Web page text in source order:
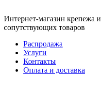
Интернет-магазин крепежа и
сопутствующих товаров
Распродажа
Услуги
Контакты
Оплата и доставка